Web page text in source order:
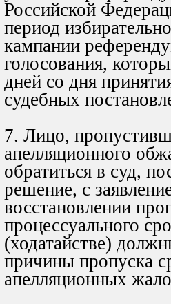
Российской
период
кампании
голосования,
дней со дня
судебных
7. Лицо,
апелляционного
обратиться в суд,
решение, с
восстановлении
процессуального
(ходатайстве)
причины пропуска
апелляционных